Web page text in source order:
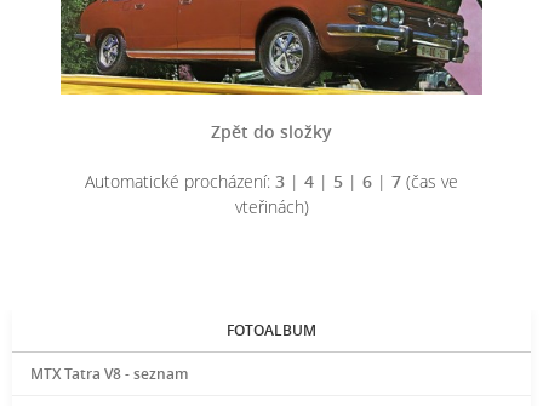
Zpět do složky
Automatické procházení: 3 | 4 | 5 | 6 | 7 (čas ve
vteřinách)
FOTOALBUM
MTX Tatra V8 - seznam